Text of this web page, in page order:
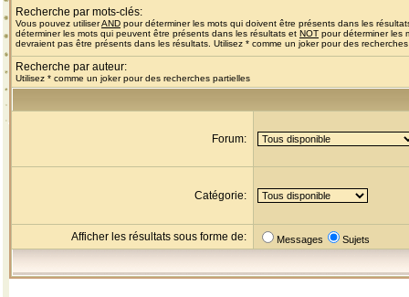
Recherche par mots-clés:
Vous pouvez utiliserAND pour déterminer les mots qui doivent être présents dans les
déterminer les mots qui peuvent être présents dans les résultats et NOT pour déterminer les
devraient pas être présents dans les résultats. Utilisez * comme un joker pour des
Recherche par auteur:
Utilisez * comme un joker pour des recherches partielles
Forum:
Catégorie:
Afficher les résultats sous forme de: Messages Sujets